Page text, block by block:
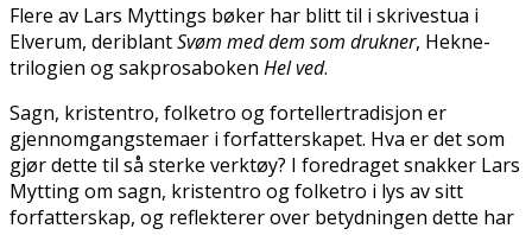
Flere av Lars Myttings bøker har blitt til i skrivestua i
Elverum, deriblantSvøm med dem som drukner, Hekne-
trilogien og sakprosaboken Hel ved.
Sagn, kristentro, folketro og fortellertradisjon er
gjennomgangstemaer i forfatterskapet. Hva er det som
gjør dette til så sterke verktøy? I foredraget snakker Lars
Mytting om sagn, kristentro og folketro i lys av sitt
forfatterskap, og reflekterer over betydningen dette har